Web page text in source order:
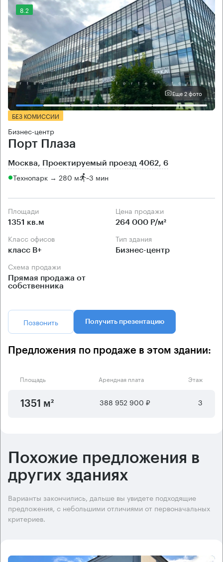
8.2
Еще 2 фото
БЕЗ КОМИССИИ
Бизнес-центр
Порт Плаза
Москва, Проектируемый проезд 4062, 6
Технопарк → 280 м ~3 мин
Площади
1351 кв.м
Цена продажи
264 000 Р/м²
Класс офисов
класс B+
Тип здания
Бизнес-центр
Схема продажи
Прямая продажа от
собственника
Позвонить Получить презентацию
Предложения по продаже в этом здании:
Площадь Арендная плата Этаж
1351 м² 388 952 900 ₽ 3
Похожие предложения в
других зданиях
Варианты закончились, дальше вы увидете подходящие
предложения, с небольшими отличиями от первоначальных
критериев.